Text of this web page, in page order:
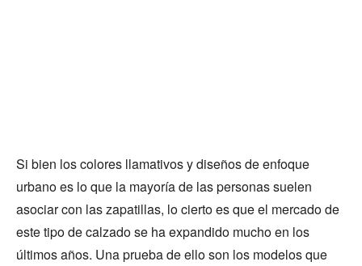
Si bien los colores llamativos y diseños de enfoque
urbano es lo que la mayoría de las personas suelen
asociar con las zapatillas, lo cierto es que el mercado de
este tipo de calzado se ha expandido mucho en los
últimos años. Una prueba de ello son los modelos que